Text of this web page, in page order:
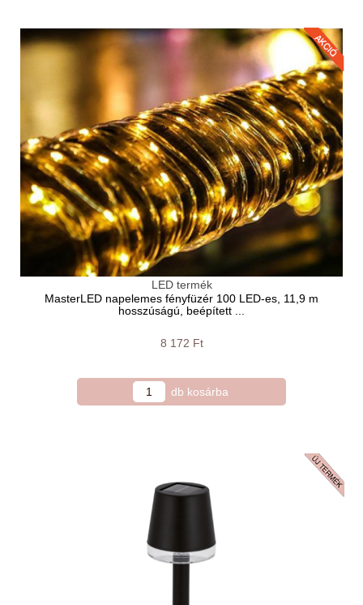
LED termék
MasterLED napelemes fényfüzér 100 LED-es, 11,9 m
hosszúságú, beépített ...
8 172 Ft